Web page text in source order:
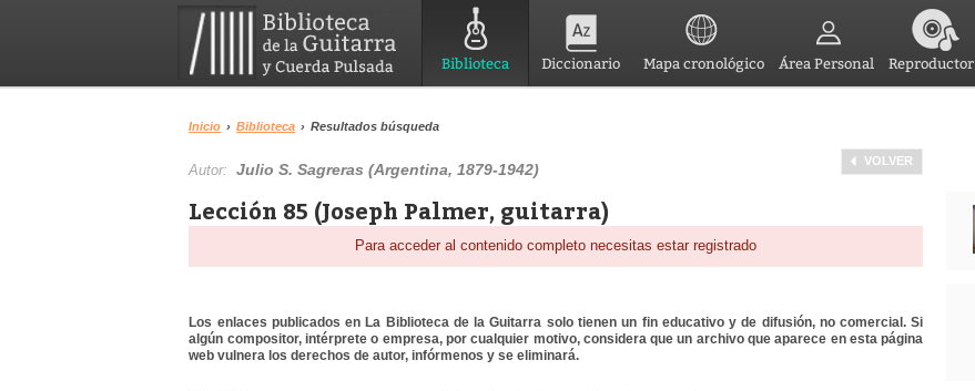
Biblioteca Diccionario Mapa cronológico Área Personal Reproductor
Inicio › Biblioteca › Resultados búsqueda
VOLVER
Autor:Julio S. Sagreras (Argentina, 1879-1942)
Lección 85 (Joseph Palmer, guitarra)
Para acceder al contenido completo necesitas estar registrado
Los enlaces publicados en La Biblioteca de la Guitarra solo tienen un fin educativo y de difusión, no comercial. Si
algún compositor, intérprete o empresa, por cualquier motivo, considera que un archivo que aparece en esta página
web vulnera los derechos de autor, infórmenos y se eliminará.